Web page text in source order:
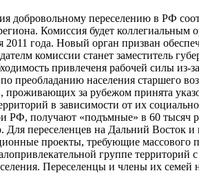
добровольному переселению в РФ
Комиссия будет коллегиальным
года. Новый орган призван
комиссии станет заместитель
привлеченя рабочей силы
преобладанию населения старшего
за рубежом принята
в зависимости от их
получают «подъмные» в 60 тысяч
переселенцев на Дальний Восток
проекты, требующие массового
группе
Переселенцы и члены их